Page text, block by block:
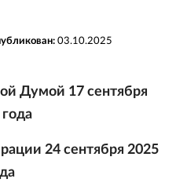
03.10.2025
Думой 17 сентября
24 сентября 2025